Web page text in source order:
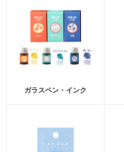
ガラスペン・インク